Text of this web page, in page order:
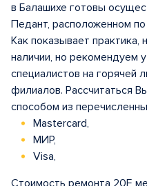
в Балашихе готовы
Педант, расположенном
Как показывает практика,
наличии, но рекомендуем
специалистов на горячей
филиалов. Рассчитаться
способом из
Mastercard,
МИР,
Visa,
Стоимость ремонта 20E